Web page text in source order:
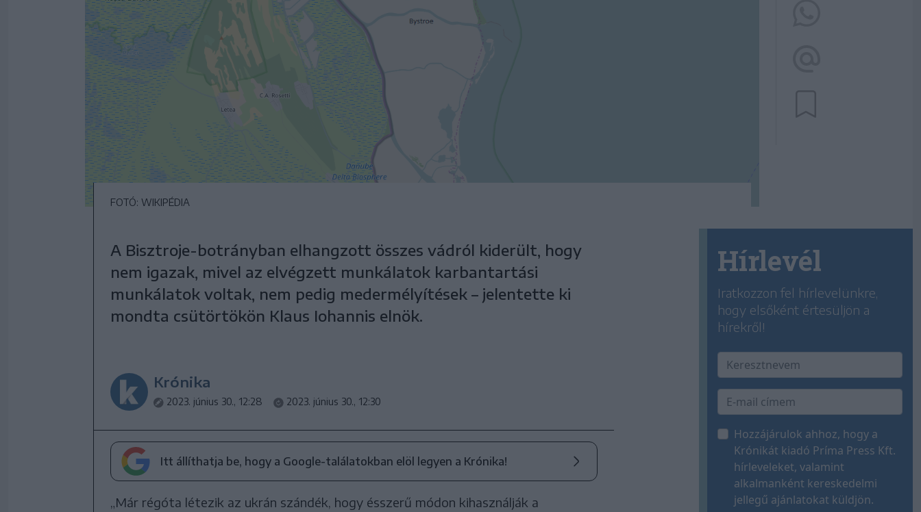
FOTÓ: WIKIPÉDIA
A Bisztroje-botrányban elhangzott összes vádról kiderült, hogy
nem igazak, mivel az elvégzett munkálatok karbantartási
munkálatok voltak, nem pedig medermélyítések – jelentette ki
mondta csütörtökön Klaus Iohannis elnök.
Krónika
2023. június 30., 12:28 2023. június 30., 12:30
Itt állíthatja be, hogy a Google-találatokban elöl legyen a Krónika!
„Már régóta létezik az ukrán szándék, hogy ésszerű módon kihasználják a
Hírlevél
Iratkozzon fel hírlevelünkre,
hogy elsőként értesüljön a
hírekről!
Hozzájárulok ahhoz, hogy a
Krónikát kiadó Príma Press Kft.
hírleveleket, valamint
alkalmanként kereskedelmi
jellegű ajánlatokat küldjön.